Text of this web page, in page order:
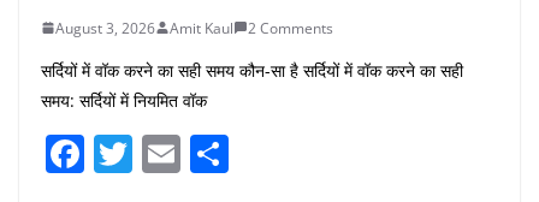
August 3, 2026 Amit Kaul 2 Comments
सर्दियों में वॉक करने का सही समय कौन-सा है सर्दियों में वॉक करने का सही
समय: सर्दियों में नियमित वॉक
F T E